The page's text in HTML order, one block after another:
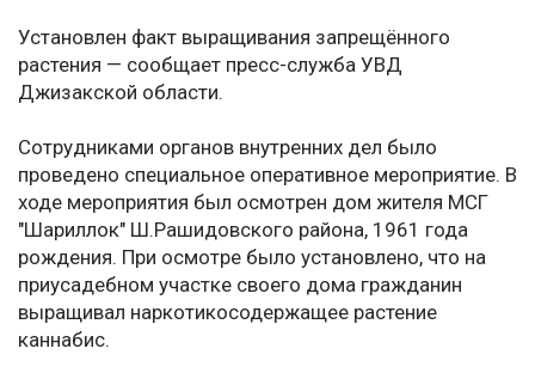
Установлен факт выращивания запрещённого
растения — сообщает пресс-служба УВД
Джизакской области.
Сотрудниками органов внутренних дел было
проведено специальное оперативное мероприятие. В
ходе мероприятия был осмотрен дом жителя МСГ
"Шариллок" Ш.Рашидовского района, 1961 года
рождения. При осмотре было установлено, что на
приусадебном участке своего дома гражданин
выращивал наркотикосодержащее растение
каннабис.